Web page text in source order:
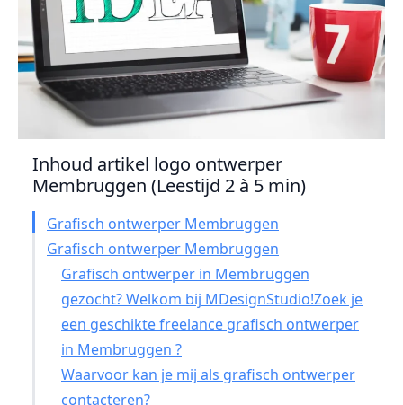
Inhoud artikel logo ontwerper
Membruggen (Leestijd 2 à 5 min)
Grafisch ontwerper Membruggen
Grafisch ontwerper Membruggen
Grafisch ontwerper in Membruggen
gezocht? Welkom bij MDesignStudio!Zoek je
een geschikte freelance grafisch ontwerper
in Membruggen ?
Waarvoor kan je mij als grafisch ontwerper
contacteren?